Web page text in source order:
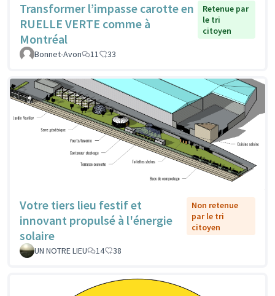
Transformer l’impasse carotte en
RUELLE VERTE comme à
Montréal
Retenue par
le tri
citoyen
Bonnet-Avon 11 33
Votre tiers lieu festif et
innovant propulsé à l'énergie
solaire
Non retenue
par le tri
citoyen
UN NOTRE LIEU 14 38